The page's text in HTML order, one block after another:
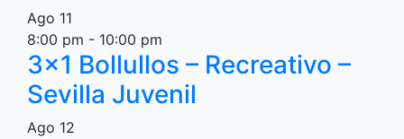
Ago 11
8:00 pm - 10:00 pm
3×1 Bollullos – Recreativo –
Sevilla Juvenil
Ago 12